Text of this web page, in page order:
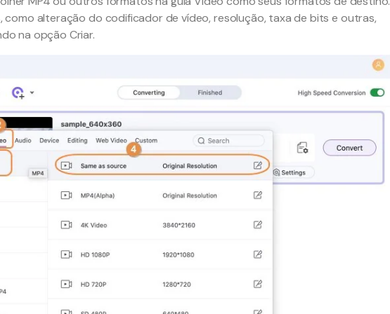
como alteração do codificador de vídeo, resolução, taxa de bits e outras,
na opção Criar.